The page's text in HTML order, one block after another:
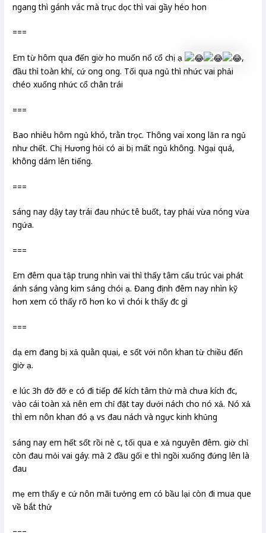
ngang thì gánh vác mà trục dọc thì vai gầy héo hon
===
Em từ hôm qua đến giờ ho muốn nổ cổ chị ạ
,
đầu thì toàn khí, cứ ong ong. Tối qua ngủ thì nhức vai phải
chéo xuống nhức cổ chân trái
===
Bao nhiêu hôm ngủ khó, trằn trọc. Thông vai xong lăn ra ngủ
như chết. Chị Hương hỏi có ai bị mất ngủ không. Ngại quá,
không dám lên tiếng.
===
sáng nay dậy tay trái đau nhức tê buốt, tay phải vừa nóng vừa
ngứa.
===
Em đêm qua tập trung nhìn vai thì thấy tâm cấu trúc vai phát
ánh sáng vàng kim sáng chói ạ. Đang định đêm nay nhìn kỹ
hơn xem có thấy rõ hơn ko vì chói k thấy đc gì
===
dạ em đang bị xả quằn quại, e sốt với nôn khan từ chiều đến
giờ ạ.
e lúc 3h đỡ đỡ e có đi tiếp để kích tâm thử mà chưa kích đc,
vào cái toàn xả nên em chỉ đặt tay dưới nách cho nó xả. Nó xả
thì em nôn khan đó ạ vs đau nách và ngực kinh khủng
sáng nay em hết sốt rồi nè c, tối qua e xả nguyên đêm. giờ chỉ
còn đau mỏi vai gáy. mà 2 đầu gối e thì ngồi xuống đứng lên là
đau
mẹ em thấy e cứ nôn mãi tưởng em có bầu lại còn đi mua que
về bắt thử